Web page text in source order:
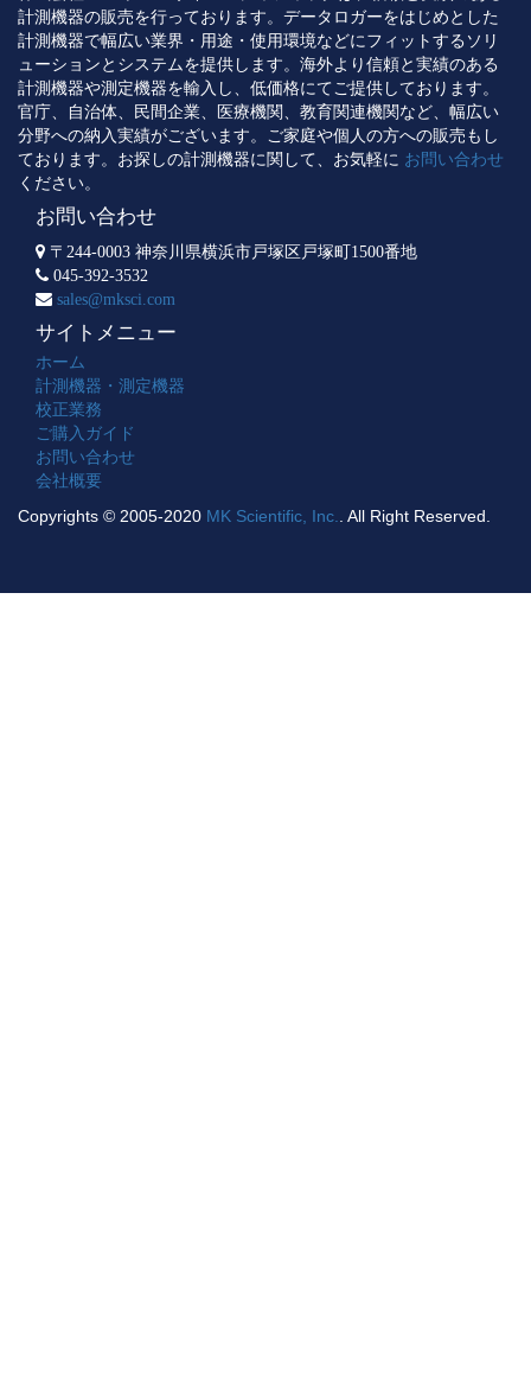
計測機器の販売を行っております。データロガーをはじめとした
計測機器で幅広い業界・用途・使用環境などにフィットするソリ
ューションとシステムを提供します。海外より信頼と実績のある
計測機器や測定機器を輸入し、低価格にてご提供しております。
官庁、自治体、民間企業、医療機関、教育関連機関など、幅広い
分野への納入実績がございます。ご家庭や個人の方への販売もし
ております。お探しの計測機器に関して、お気軽に お問い合わせ
ください。
お問い合わせ
〒244-0003 神奈川県横浜市戸塚区戸塚町1500番地
045-392-3532
sales@mksci.com
サイトメニュー
ホーム
計測機器・測定機器
校正業務
ご購入ガイド
お問い合わせ
会社概要
Copyrights © 2005-2020 MK Scientific, Inc. . All Right Reserved.